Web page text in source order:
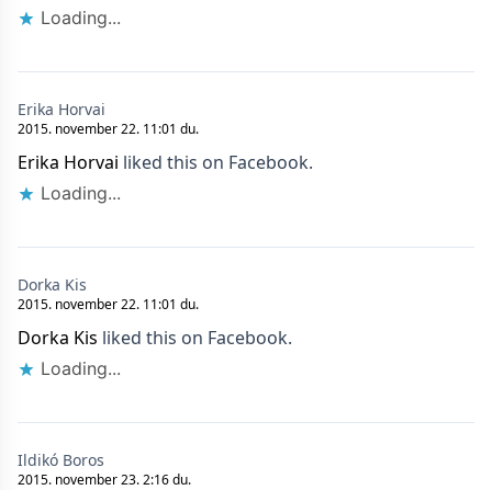
Loading...
Erika Horvai
2015. november 22. 11:01 du.
Erika Horvai liked this on Facebook.
Loading...
Dorka Kis
2015. november 22. 11:01 du.
Dorka Kis liked this on Facebook.
Loading...
Ildikó Boros
2015. november 23. 2:16 du.